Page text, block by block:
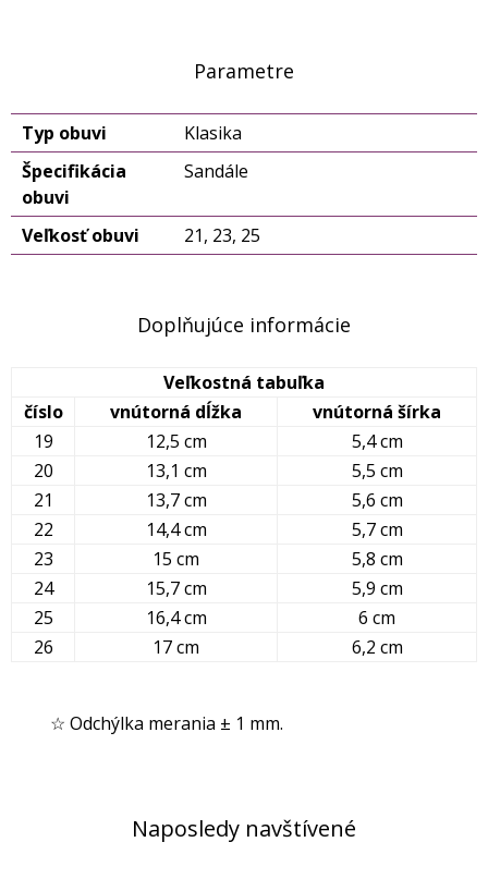
Parametre
Typ obuvi
Klasika
Špecifikácia
obuvi
Sandále
Veľkosť obuvi 21, 23, 25
Doplňujúce informácie
Veľkostná tabuľka
číslo
vnútorná dĺžka
vnútorná šírka
19
12,5 cm
5,4 cm
20
13,1 cm
5,5 cm
21
13,7 cm
5,6 cm
22
14,4 cm
5,7 cm
23
15 cm
5,8 cm
24
15,7 cm
5,9 cm
25
16,4 cm
6 cm
26
17 cm 6,2 cm
☆ Odchýlka merania ± 1 mm.
Naposledy navštívené